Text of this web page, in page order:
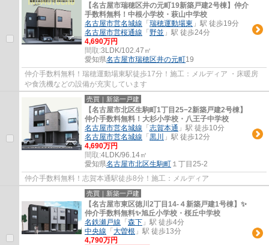
【名古屋市瑞穂区井の元町19新築戸建2号棟】仲介
手数料無料！中根小学校・萩山中学校
名古屋市営名城線 「 瑞穂運動場東 」駅 徒歩19分
名古屋市営桜通線 「 野並 」駅 徒歩24分
4,690万円
間取:3LDK/102.47㎡
愛知県名古屋市瑞穂区井の元町19
仲介手数料無料！瑞穂運動場東駅徒歩17分！施工：メルディア ・床暖房
や食洗機などの設備が充実しています
売買｜新築一戸建
【名古屋市北区生駒町1丁目25−2新築戸建2号棟】
仲介手数料無料！大杉小学校・八王子中学校
名古屋市営名城線 「 志賀本通 」駅 徒歩10分
名古屋市営名城線 「 黒川
」駅 徒歩12分
4,690万円
間取:4LDK/96.14㎡
愛知県名古屋市北区生駒町 １丁目25-2
仲介手数料無料！志賀本通駅徒歩8分！施工：メルディア
売買｜新築一戸建
【名古屋市東区徳川2丁目14-４新築戸建1号棟】✨️
仲介手数料無料✨️旭丘小学校・桜丘中学校
名鉄瀬戸線 「 森下 」駅 徒歩4分
中央線 「 大曽根 」駅 徒歩13分
4,790万円